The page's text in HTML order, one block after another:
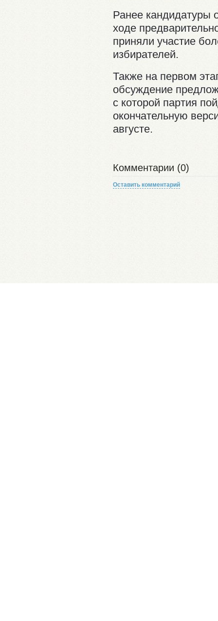
Ранее кандидатуры
ходе
приняли участие
избирателей.
Также на первом
обсуждение
с которой партия
окончательную
августе.
Комментарии (0)
Оставить комментарий